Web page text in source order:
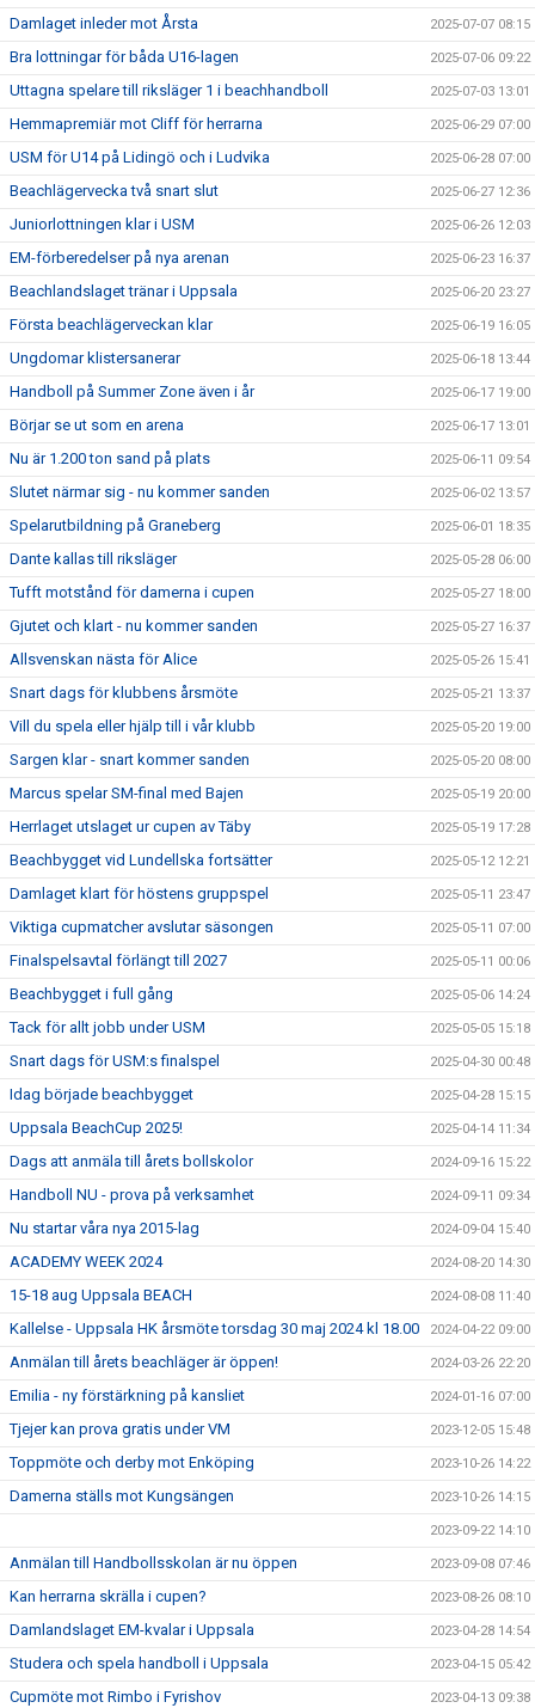
Damlaget inleder mot Årsta 2025-07-07 08:15
Bra lottningar för båda U16-lagen 2025-07-06 09:22
Uttagna spelare till riksläger 1 i beachhandboll 2025-07-03 13:01
Hemmapremiär mot Cliff för herrarna 2025-06-29 07:00
USM för U14 på Lidingö och i Ludvika 2025-06-28 07:00
Beachlägervecka två snart slut 2025-06-27 12:36
Juniorlottningen klar i USM 2025-06-26 12:03
EM-förberedelser på nya arenan 2025-06-23 16:37
Beachlandslaget tränar i Uppsala 2025-06-20 23:27
Första beachlägerveckan klar 2025-06-19 16:05
Ungdomar klistersanerar 2025-06-18 13:44
Handboll på Summer Zone även i år 2025-06-17 19:00
Börjar se ut som en arena 2025-06-17 13:01
Nu är 1.200 ton sand på plats 2025-06-11 09:54
Slutet närmar sig - nu kommer sanden 2025-06-02 13:57
Spelarutbildning på Graneberg 2025-06-01 18:35
Dante kallas till riksläger 2025-05-28 06:00
Tufft motstånd för damerna i cupen 2025-05-27 18:00
Gjutet och klart - nu kommer sanden 2025-05-27 16:37
Allsvenskan nästa för Alice 2025-05-26 15:41
Snart dags för klubbens årsmöte 2025-05-21 13:37
Vill du spela eller hjälp till i vår klubb 2025-05-20 19:00
Sargen klar - snart kommer sanden 2025-05-20 08:00
Marcus spelar SM-final med Bajen 2025-05-19 20:00
Herrlaget utslaget ur cupen av Täby 2025-05-19 17:28
Beachbygget vid Lundellska fortsätter 2025-05-12 12:21
Damlaget klart för höstens gruppspel 2025-05-11 23:47
Viktiga cupmatcher avslutar säsongen 2025-05-11 07:00
Finalspelsavtal förlängt till 2027 2025-05-11 00:06
Beachbygget i full gång 2025-05-06 14:24
Tack för allt jobb under USM 2025-05-05 15:18
Snart dags för USM:s finalspel 2025-04-30 00:48
Idag började beachbygget 2025-04-28 15:15
Uppsala BeachCup 2025! 2025-04-14 11:34
Dags att anmäla till årets bollskolor 2024-09-16 15:22
Handboll NU - prova på verksamhet 2024-09-11 09:34
Nu startar våra nya 2015-lag 2024-09-04 15:40
ACADEMY WEEK 2024 2024-08-20 14:30
15-18 aug Uppsala BEACH 2024-08-08 11:40
Kallelse - Uppsala HK årsmöte torsdag 30 maj 2024 kl 18.00 2024-04-22 09:00
Anmälan till årets beachläger är öppen! 2024-03-26 22:20
Emilia - ny förstärkning på kansliet 2024-01-16 07:00
Tjejer kan prova gratis under VM 2023-12-05 15:48
Toppmöte och derby mot Enköping 2023-10-26 14:22
Damerna ställs mot Kungsängen 2023-10-26 14:15
2023-09-22 14:10
Anmälan till Handbollsskolan är nu öppen 2023-09-08 07:46
Kan herrarna skrälla i cupen? 2023-08-26 08:10
Damlandslaget EM-kvalar i Uppsala 2023-04-28 14:54
Studera och spela handboll i Uppsala 2023-04-15 05:42
Cupmöte mot Rimbo i Fyrishov 2023-04-13 09:38